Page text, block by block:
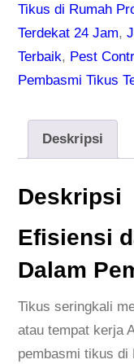
t
a
s
S
s
a
l
s
J
a
s
Tikus di Rumah
Terdekat 24 Jam,
Terbaik, Pest
Pembasmi Tikus
Deskripsi
Deskripsi
Efisiensi
Dalam
Tikus seringkali
atau tempat kerja
pembasmi tikus di